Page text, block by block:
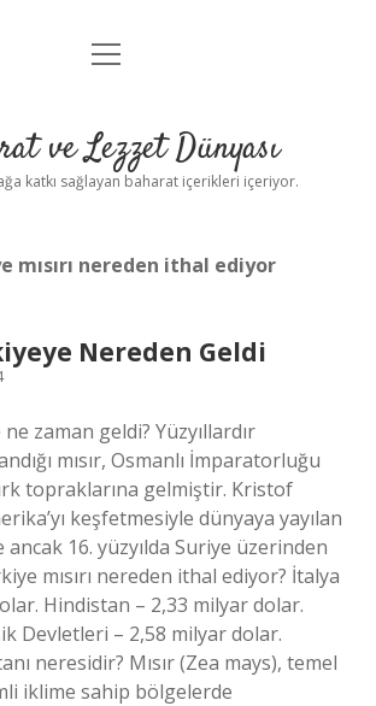
Anasayfa
Yasal Uyarı
menüyü
ve Lezzet Dünyası
katkı sağlayan baharat içerikleri içeriyor.
mısırı nereden ithal ediyor
Nereden Geldi
ne zaman geldi? Yüzyıllardır
mısır, Osmanlı İmparatorluğu
topraklarına gelmiştir. Kristof
keşfetmesiyle dünyaya yayılan
ancak 16. yüzyılda Suriye üzerinden
mısırı nereden ithal ediyor? İtalya
Hindistan – 2,33 milyar dolar.
Devletleri – 2,58 milyar dolar.
neresidir? Mısır (Zea mays), temel
iklime sahip bölgelerde